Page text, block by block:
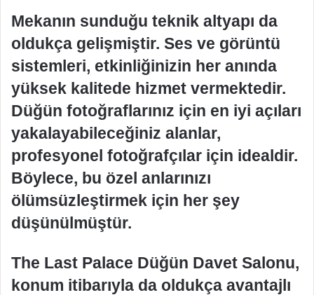
Mekanın sunduğu teknik altyapı da
oldukça gelişmiştir. Ses ve görüntü
sistemleri, etkinliğinizin her anında
yüksek kalitede hizmet vermektedir.
Düğün fotoğraflarınız için en iyi açıları
yakalayabileceğiniz alanlar,
profesyonel fotoğrafçılar için idealdir.
Böylece, bu özel anlarınızı
ölümsüzleştirmek için her şey
düşünülmüştür.
The Last Palace Düğün Davet Salonu,
konum itibarıyla da oldukça avantajlı